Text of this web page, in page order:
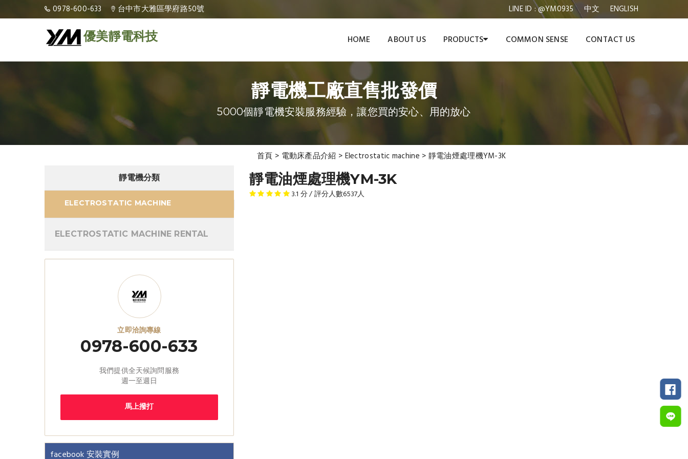
0978-600-633 台中市大雅區學府路50號 LINE ID : @YM0935 中文 ENGLISH
優美靜電科技 HOME ABOUT US PRODUCTS COMMON SENSE CONTACT US
靜電機工廠直售批發價
5000個靜電機安裝服務經驗，讓您買的安心、用的放心
首頁 > 電動床產品介紹 > Electrostatic machine > 靜電油煙處理機YM-3K
靜電油煙處理機YM-3K
3.1 分 / 評分人數6537人
靜電機分類
ELECTROSTATIC MACHINE
ELECTROSTATIC MACHINE RENTAL
立即洽詢專線
0978-600-633
我們提供全天候詢問服務
週一至週日
馬上撥打
facebook 安裝實例